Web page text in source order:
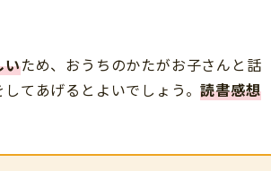
いため、おうちのかたがお子さんと話
てあげるとよいでしょう。読書感想